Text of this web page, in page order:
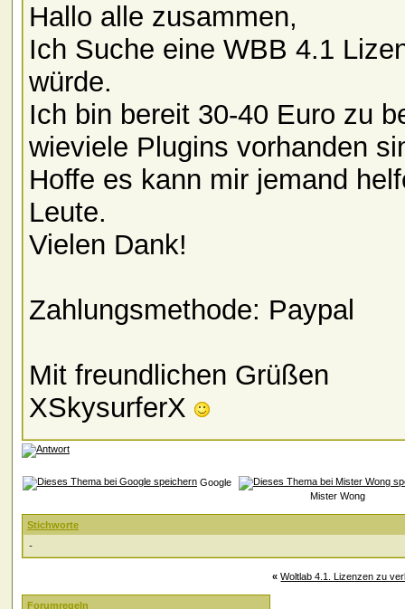
Hallo alle zusammen,
Ich Suche eine WBB 4.1
würde.
Ich bin bereit 30-40 Euro zu
wieviele Plugins vorhanden
Hoffe es kann mir jemand
Leute.
Vielen Dank!
Zahlungsmethode: Paypal
Mit freundlichen Grüßen
XSkysurferX
Google
Mister Wong
Stichworte
-
« Woltlab 4.1. Lizenzen zu
Forumregeln